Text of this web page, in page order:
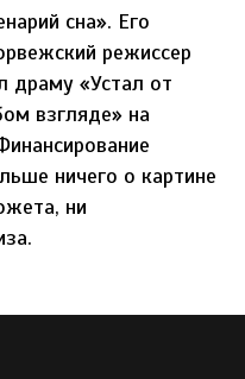
сна». Его
режиссер
драму «Устал от
взгляде» на
ничего о картине
ни